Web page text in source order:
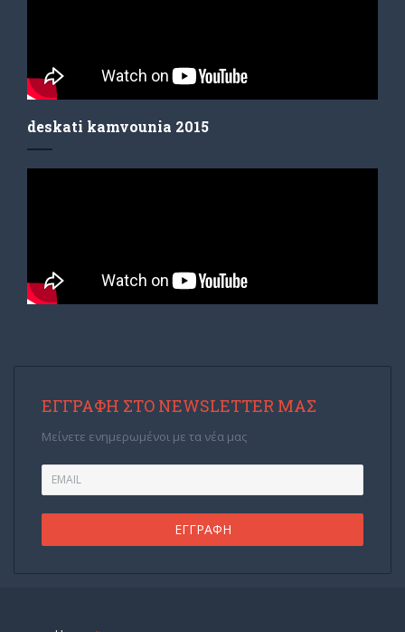
deskati kamvounia 2015
ΕΓΓΡΑΦΉ ΣΤΟ NEWSLETTER ΜΑΣ
Μείνετε ενημερωμένοι με τα νέα μας